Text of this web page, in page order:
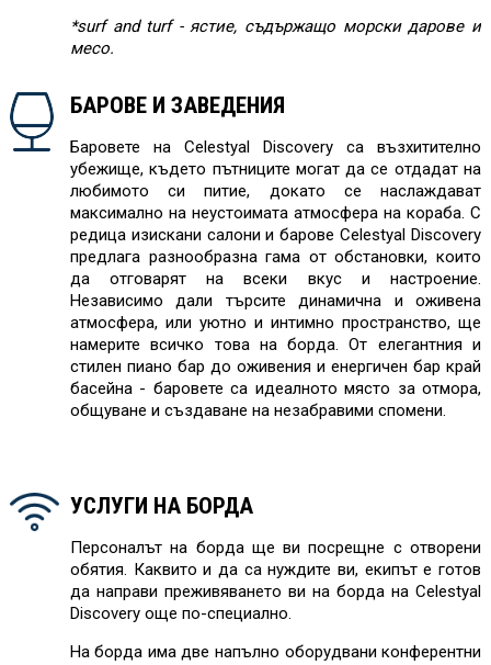
*surf and turf - ястие, съдържащо морски дарове и
месо.
БАРОВЕ И ЗАВЕДЕНИЯ
Баровете на Celestyal Discovery са възхитително
убежище, където пътниците могат да се отдадат на
любимото си питие, докато се наслаждават
максимално на неустоимата атмосфера на кораба. С
редица изискани салони и барове Celestyal Discovery
предлага разнообразна гама от обстановки, които
да отговарят на всеки вкус и настроение.
Независимо дали търсите динамична и оживена
атмосфера, или уютно и интимно пространство, ще
намерите всичко това на борда. От елегантния и
стилен пиано бар до оживения и енергичен бар край
басейна - баровете са идеалното място за отмора,
общуване и създаване на незабравими спомени.
УСЛУГИ НА БОРДА
Персоналът на борда ще ви посрещне с отворени
обятия. Каквито и да са нуждите ви, екипът е готов
да направи преживяването ви на борда на Celestyal
Discovery още по-специално.
На борда има две напълно оборудвани конферентни